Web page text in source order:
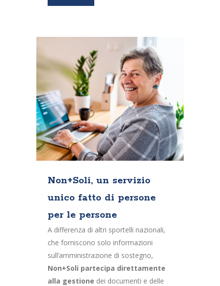
Non+Soli, un servizio
unico fatto di persone
per le persone
A differenza di altri sportelli nazionali,
che forniscono solo informazioni
sull’amministrazione di sostegno,
Non+Soli partecipa direttamente
alla gestione dei documenti e delle